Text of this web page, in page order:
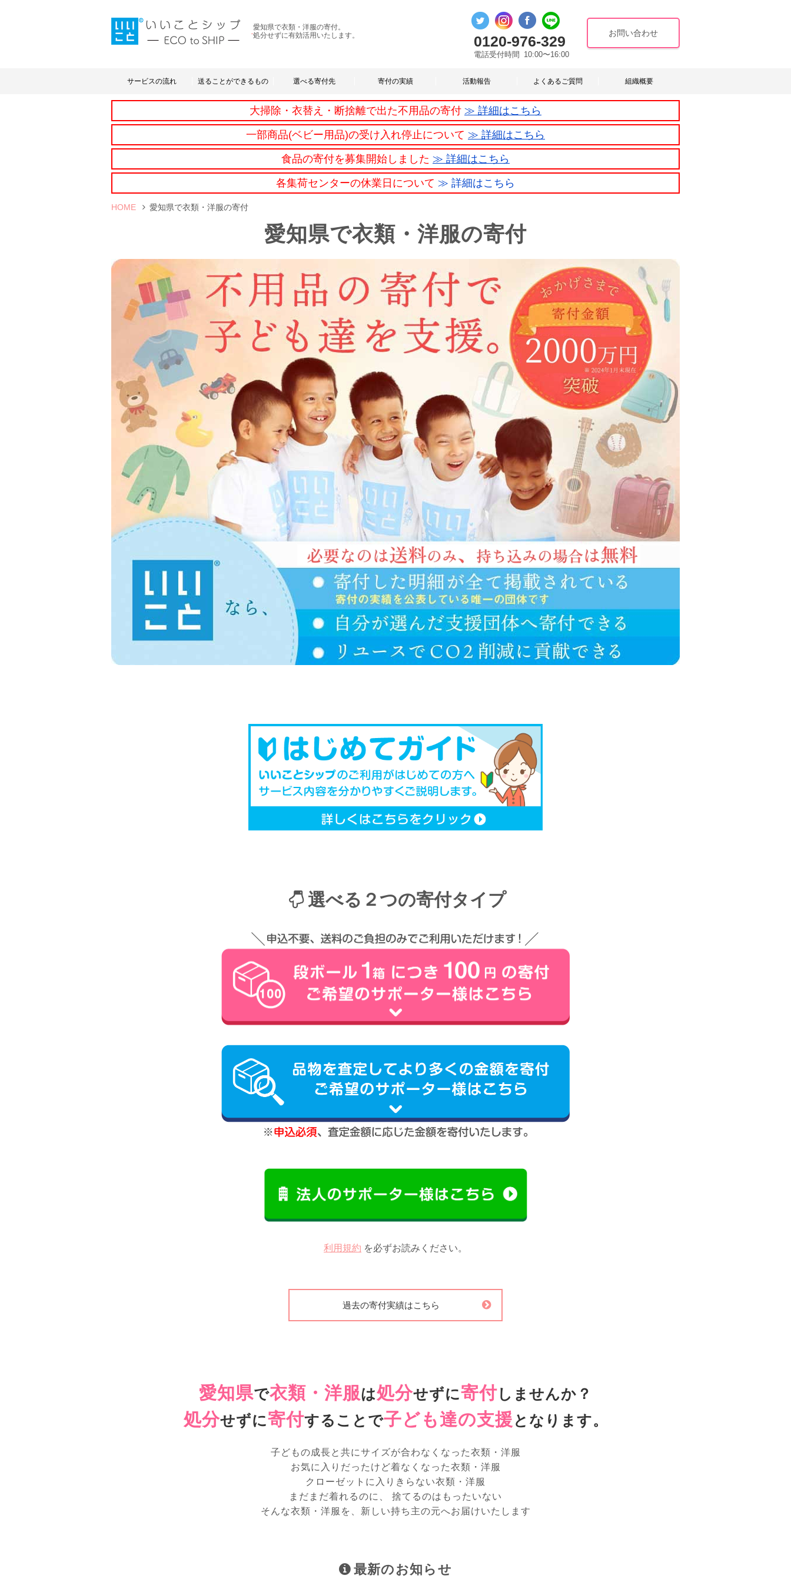
愛知県で衣類・洋服の寄付。
処分せずに有効活用いたします。
0120-976-329
電話受付時間 10:00〜16:00
お問い合わせ
サービスの流れ 送ることができるもの 選べる寄付先 寄付の実績 活動報告 よくあるご質問 組織概要
大掃除・衣替え・断捨離で出た不用品の寄付 ≫ 詳細はこちら
一部商品(ベビー用品)の受け入れ停止について ≫ 詳細はこちら
食品の寄付を募集開始しました ≫ 詳細はこちら
各集荷センターの休業日について ≫ 詳細はこちら
HOME 愛知県で衣類・洋服の寄付
愛知県で衣類・洋服の寄付
選べる２つの寄付タイプ
利用規約 を必ずお読みください。
過去の寄付実績はこちら
愛知県で衣類・洋服は処分せずに寄付しませんか？
処分せずに寄付することで子ども達の支援 となります。
子どもの成長と共にサイズが合わなくなった衣類・洋服
お気に入りだったけど着なくなった衣類・洋服
クローゼットに入りきらない衣類・洋服
まだまだ着れるのに、 捨てるのはもったいない
そんな衣類・洋服を、新しい持ち主の元へお届けいたします
最新のお知らせ